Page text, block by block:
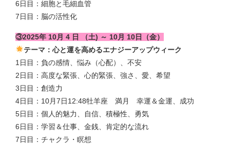
6日目：細胞と毛細血管
7日目：脳の活性化
③2025年 10月 4 日 （土) ～ 10月 10日（金）
テーマ：心と運を高めるエナジーアップウィーク
1日目：負の感情、悩み（心配）、不安
2日目：高度な緊張、心的緊張、強さ、愛、希望
3日目：創造力
4日目：10月7日12:48牡羊座 満月 幸運＆金運、成功
5日目：個人的魅力、自信、積極性、勇気
6日目：学習＆仕事、金銭、肯定的な流れ
7日目：チャクラ・瞑想